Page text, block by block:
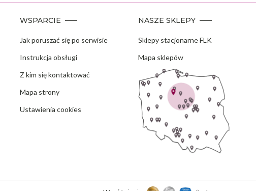
WSPARCIE
Jak poruszać się po serwisie
Instrukcja obsługi
Z kim się kontaktować
Mapa strony
Ustawienia cookies
NASZE SKLEPY
Sklepy stacjonarne FLK
Mapa sklepów